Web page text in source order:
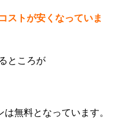
ストが安くなっていま
ところが
無料となっています。